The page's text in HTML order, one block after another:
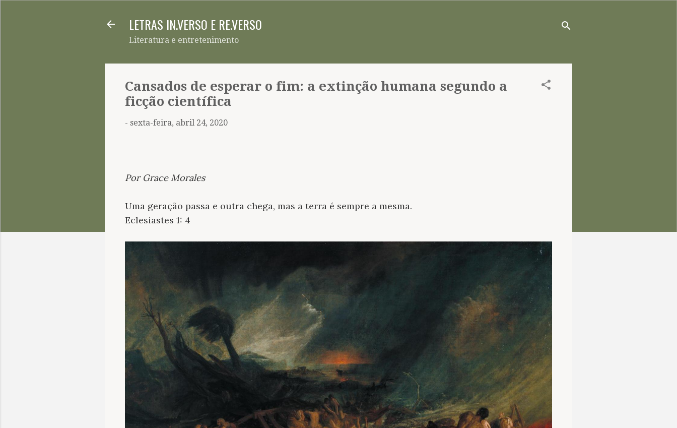
LETRAS IN.VERSO E RE.VERSO
Literatura e entretenimento
Cansados de esperar o fim: a extinção humana segundo a
ficção científica
- sexta-feira, abril 24, 2020
Por Grace Morales
Uma geração passa e outra chega, mas a terra é sempre a mesma.
Eclesiastes 1: 4